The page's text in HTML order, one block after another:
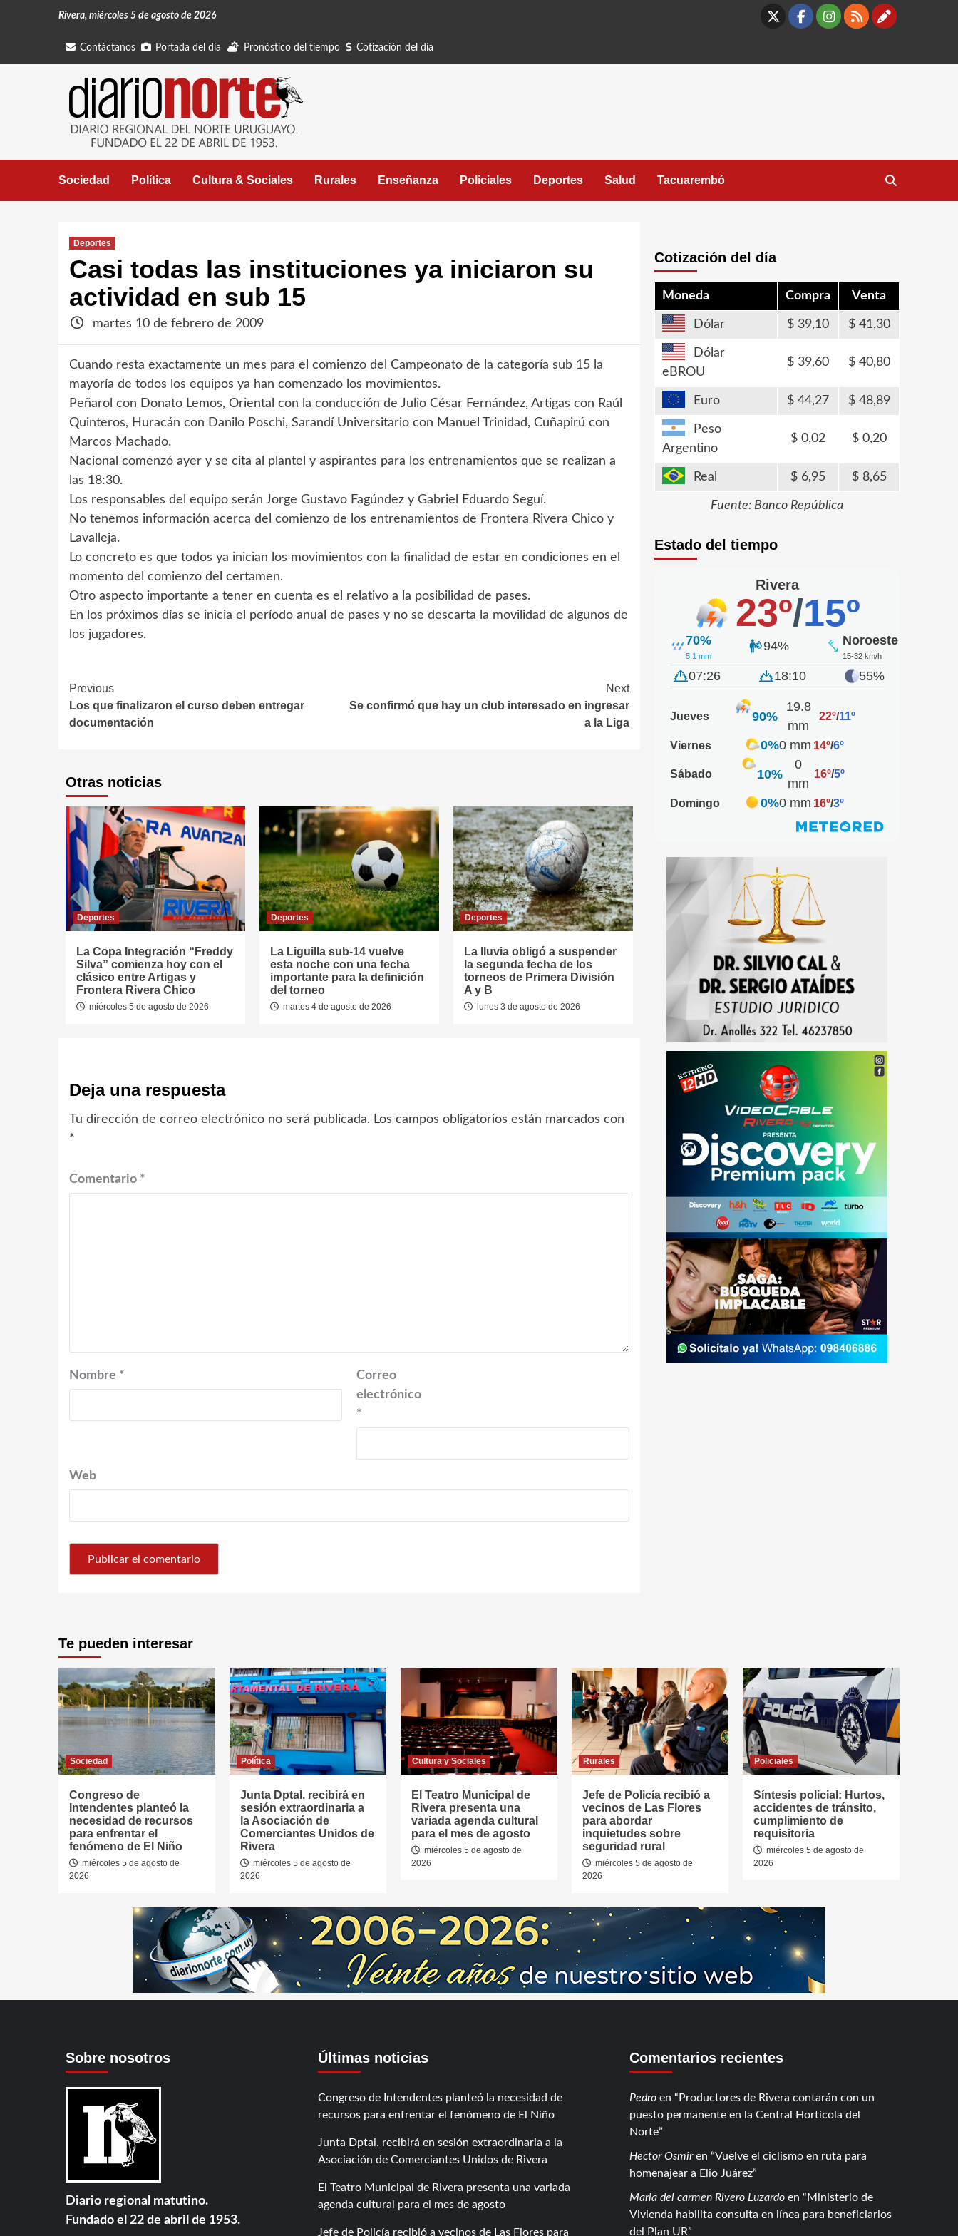
Rivera, miércoles 5 de agosto de 2026
Contáctanos Portada del día Pronóstico del tiempo Cotización del día
X Facebook
Instagram
RSS
Sociedad Política Cultura & Sociales Rurales Enseñanza Policiales Deportes Salud Tacuarembó
Deportes
Casi todas las instituciones ya iniciaron su
actividad en sub 15
martes 10 de febrero de 2009
Cuando resta exactamente un mes para el comienzo del Campeonato de la categoría sub 15 la
mayoría de todos los equipos ya han comenzado los movimientos.
Peñarol con Donato Lemos, Oriental con la conducción de Julio César Fernández, Artigas con Raúl
Quinteros, Huracán con Danilo Poschi, Sarandí Universitario con Manuel Trinidad, Cuñapirú con
Marcos Machado.
Nacional comenzó ayer y se cita al plantel y aspirantes para los entrenamientos que se realizan a
las 18:30.
Los responsables del equipo serán Jorge Gustavo Fagúndez y Gabriel Eduardo Seguí.
No tenemos información acerca del comienzo de los entrenamientos de Frontera Rivera Chico y
Lavalleja.
Lo concreto es que todos ya inician los movimientos con la finalidad de estar en condiciones en el
momento del comienzo del certamen.
Otro aspecto importante a tener en cuenta es el relativo a la posibilidad de pases.
En los próximos días se inicia el período anual de pases y no se descarta la movilidad de algunos de
los jugadores.
Continue
Reading
Previous
Los que finalizaron el curso deben entregar
documentación
Next
Se confirmó que hay un club interesado en ingresar
a la Liga
Otras noticias
Deportes
La Copa Integración “Freddy
Silva” comienza hoy con el
clásico entre Artigas y
Frontera Rivera Chico
miércoles 5 de agosto de 2026
Deportes
La Liguilla sub-14 vuelve
esta noche con una fecha
importante para la definición
del torneo
martes 4 de agosto de 2026
Deportes
La lluvia obligó a suspender
la segunda fecha de los
torneos de Primera División
A y B
lunes 3 de agosto de 2026
Deja una respuesta
Tu dirección de correo electrónico no será publicada. Los campos obligatorios están marcados con
*
Comentario *
Nombre *
Correo
electrónico
*
Web
Cotización del día
Moneda Compra Venta
Dólar 39,10 41,30
Dólar
eBROU
39,60 40,80
Euro 44,27 48,89
Peso
Argentino
0,02 0,20
Real 6,95 8,65
Fuente: Banco República
Estado del tiempo
Rivera
23º/15º
70%
5.1 mm
94% Noroeste
15-32 km/h
07:26 18:10 55%
Jueves 90%
19.8
mm
22º/11º
Viernes 0%0 mm 14º/6º
Sábado 10%
0
mm
16º/5º
Domingo 0%0 mm 16º/3º
Te pueden interesar
Sociedad
Congreso de
Intendentes planteó la
necesidad de recursos
para enfrentar el
fenómeno de El Niño
miércoles 5 de agosto de
2026
Política
Junta Dptal. recibirá en
sesión extraordinaria a
la Asociación de
Comerciantes Unidos de
Rivera
miércoles 5 de agosto de
2026
Cultura y Sociales
El Teatro Municipal de
Rivera presenta una
variada agenda cultural
para el mes de agosto
miércoles 5 de agosto de
2026
Rurales
Jefe de Policía recibió a
vecinos de Las Flores
para abordar
inquietudes sobre
seguridad rural
miércoles 5 de agosto de
2026
Policiales
Síntesis policial: Hurtos,
accidentes de tránsito,
cumplimiento de
requisitoria
miércoles 5 de agosto de
2026
Sobre nosotros
Diario regional matutino.
Fundado el 22 de abril de 1953.
Últimas noticias
Congreso de Intendentes planteó la necesidad de
recursos para enfrentar el fenómeno de El Niño
Junta Dptal. recibirá en sesión extraordinaria a la
Asociación de Comerciantes Unidos de Rivera
El Teatro Municipal de Rivera presenta una variada
agenda cultural para el mes de agosto
Jefe de Policía recibió a vecinos de Las Flores para
Comentarios recientes
Pedroen
Productores de Rivera contarán con un
puesto permanente en la Central Hortícola del
Norte
Hector Osmiren
Vuelve el ciclismo en ruta para
homenajear a Elio Juárez
Maria del carmen Rivero Luzardoen
Ministerio de
Vivienda habilita consulta en línea para beneficiarios
del Plan UR